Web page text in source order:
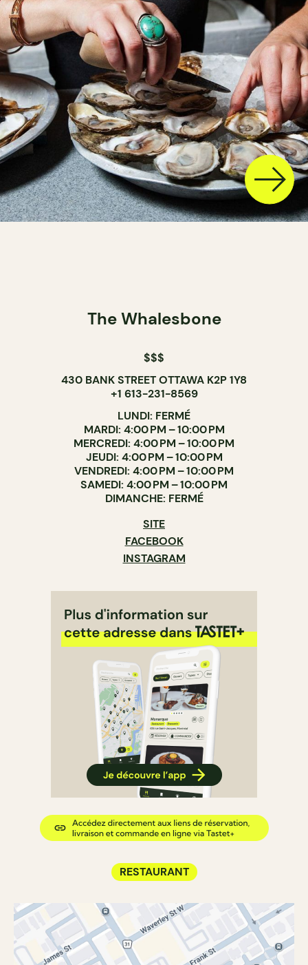
The Whalesbone
$$$
430 BANK STREET OTTAWA K2P 1Y8
+1 613-231-8569
LUNDI: FERMÉ
MARDI: 4:00 PM – 10:00 PM
MERCREDI: 4:00 PM – 10:00 PM
JEUDI: 4:00 PM – 10:00 PM
VENDREDI: 4:00 PM – 10:00 PM
SAMEDI: 4:00 PM – 10:00 PM
DIMANCHE: FERMÉ
SITE
FACEBOOK
INSTAGRAM
RESTAURANT